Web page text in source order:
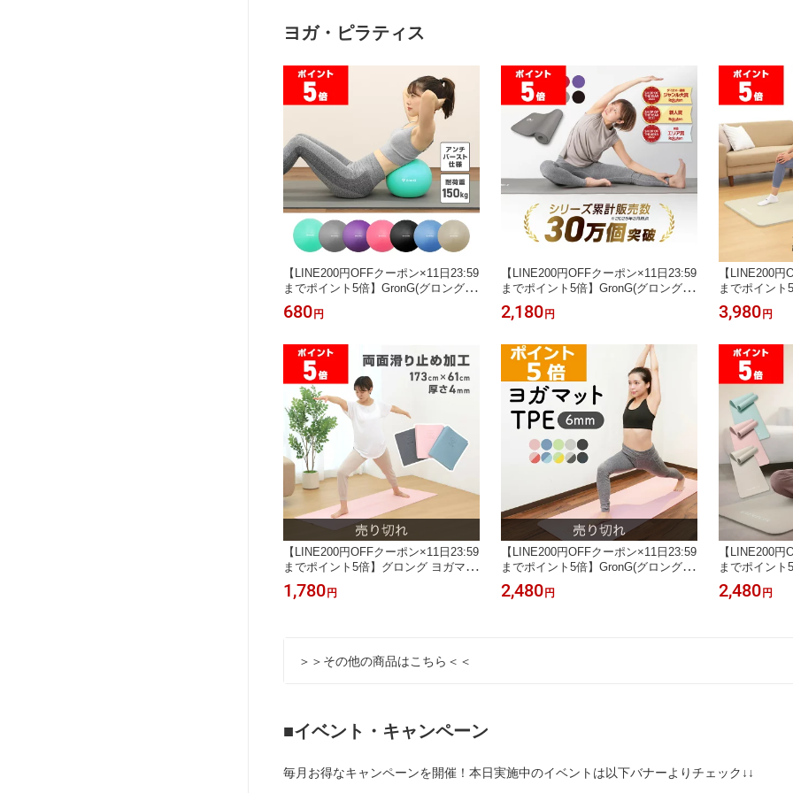
ヨガ・ピラティス
【LINE200円OFFクーポン×11日23:59
までポイント5倍】GronG(グロング)
ピラティスボール エクササイズボー
ル ヨガボール 25cm 空気入れストロ
680 円
【LINE200円OFFクーポン×11日23:59
までポイント5倍】GronG(グロング)
ヨガマット 10mm 厚さ 折りたたみ ス
トレッチマット 筋トレマット トレー
ス 初心者 ポイント
2,180 円
【LINE200
までポイント
ストレッチマ
mm 幅広
3,980 円
【LINE200円OFFクーポン×11日23:59
までポイント5倍】グロング ヨガマッ
ト 折りたたみ 4mm 折り畳みヨガマ
ット 173cm×61cm 畳めるヨガマット
1,780 円
【LINE200円OFFクーポン×11日23:59
までポイント5倍】GronG(グロング)
ヨガマット TPE 6mm
2,480 円
【LINE200
までポイント
ット 厚め
ストレッチマ
2,480 円
＞＞その他の商品はこちら＜＜
■イベント・キャンペーン
毎月お得なキャンペーンを開催！本日実施中のイベントは以下バナーよりチェック↓↓